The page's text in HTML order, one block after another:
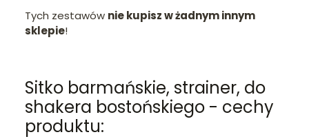
Tych zestawów nie kupisz w żadnym innym
sklepie!
Sitko barmańskie, strainer, do
shakera bostońskiego - cechy
produktu: